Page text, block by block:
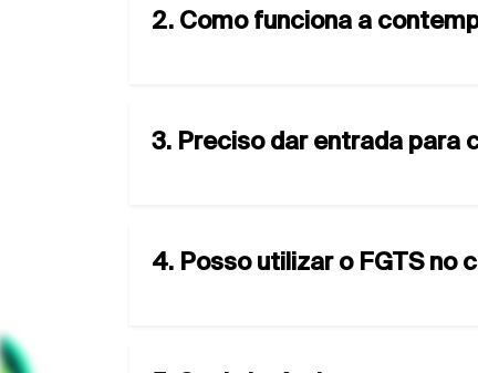
2. Como funciona a
3. Preciso dar entrada para
4. Posso utilizar o FGTS no